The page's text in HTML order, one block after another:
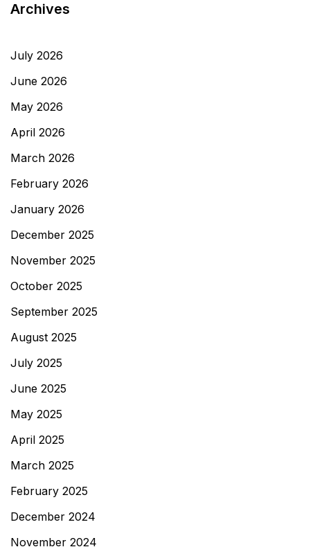
Archives
July 2026
June 2026
May 2026
April 2026
March 2026
February 2026
January 2026
December 2025
November 2025
October 2025
September 2025
August 2025
July 2025
June 2025
May 2025
April 2025
March 2025
February 2025
December 2024
November 2024